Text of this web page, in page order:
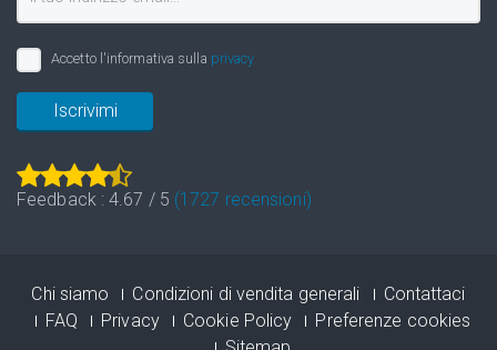
Accetto l'informativa sulla privacy
Iscrivimi
Feedback :4.67 / 5 (1727 recensioni)
Chi siamo Condizioni di vendita generali
Contattaci
FAQ
Privacy Cookie Policy
Preferenze cookies